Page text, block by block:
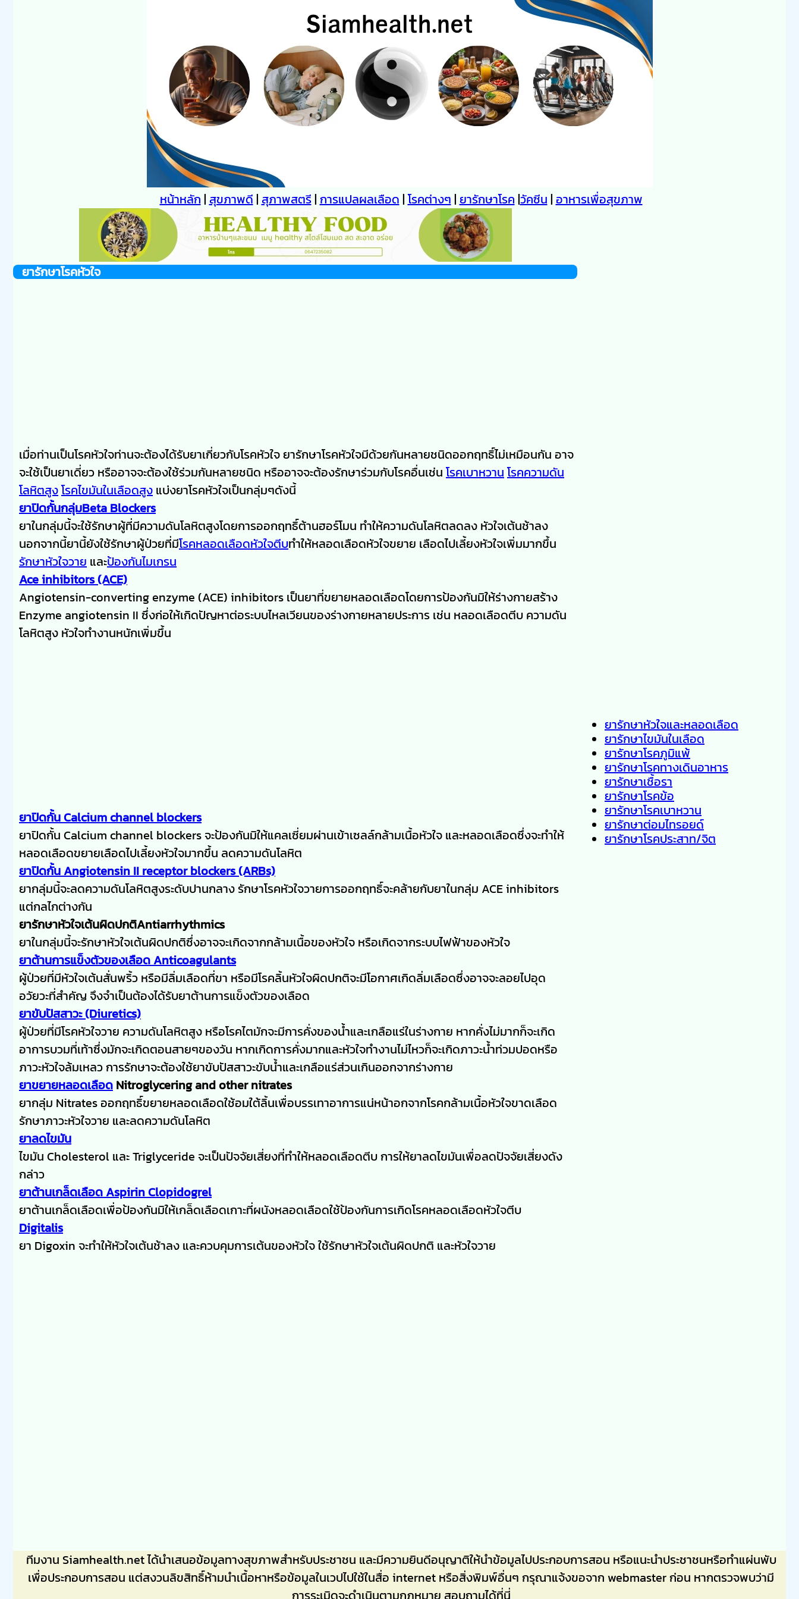
หน้าหลัก|สุขภาพดี|สุภาพสตรี|การแปลผลเลือด|โรคต่างๆ|ยารักษาโรค|วัคซีน|อาหารเพื่อสุขภาพ
ยารักษาโรคหัวใจ
เมื่อท่านเป็นโรคหัวใจท่านจะต้องได้รับยาเกี่ยวกับโรคหัวใจ ยารักษาโรคหัวใจมีด้วยกันหลายชนิดออกฤทธิ์ไม่เหมือนกัน อาจ
จะใช้เป็นยาเดี่ยว หรืออาจจะต้องใช้ร่วมกันหลายชนิด หรืออาจจะต้องรักษาร่วมกับโรคอื่นเช่น โรคเบาหวานโรคความดัน
โลหิตสูงโรคไขมันในเลือดสูง แบ่งยาโรคหัวใจเป็นกลุ่มๆดังนี้
ยาปิดกั้นกลุ่มBeta Blockers
ยาในกลุ่มนี้จะใช้รักษาผู้ที่มีความดันโลหิตสูงโดยการออกฤทธิ์ต้านฮอร์โมน ทำให้ความดันโลหิตลดลง หัวใจเต้นช้าลง
นอกจากนี้ยานี้ยังใช้รักษาผู้ป่วยที่มีโรคหลอดเลือดหัวใจตีบทำให้หลอดเลือดหัวใจขยาย เลือดไปเลี้ยงหัวใจเพิ่มมากขึ้น
รักษาหัวใจวาย และป้องกันไมเกรน
Ace inhibitors (ACE)
Angiotensin-converting enzyme (ACE) inhibitors เป็นยาที่ขยายหลอดเลือดโดยการป้องกันมิให้ร่างกายสร้าง
Enzyme angiotensin II ซึ่งก่อให้เกิดปัญหาต่อระบบไหลเวียนของร่างกายหลายประการ เช่น หลอดเลือดตีบ ความดัน
โลหิตสูง หัวใจทำงานหนักเพิ่มขึ้น
ยาปิดกั้น Calcium channel blockers
ยาปิดกั้น Calcium channel blockers จะป้องกันมิให้แคลเซี่ยมผ่านเข้าเซลล์กล้ามเนื้อหัวใจ และหลอดเลือดซึ่งจะทำให้
หลอดเลือดขยายเลือดไปเลี้ยงหัวใจมากขึ้น ลดความดันโลหิต
ยาปิดกั้น Angiotensin II receptor blockers (ARBs)
ยากลุ่มนี้จะลดความดันโลหิตสูงระดับปานกลาง รักษาโรคหัวใจวายการออกฤทธิ์จะคล้ายกับยาในกลุ่ม ACE inhibitors
แต่กลไกต่างกัน
ยารักษาหัวใจเต้นผิดปกติAntiarrhythmics
ยาในกลุ่มนี้จะรักษาหัวใจเต้นผิดปกติซึ่งอาจจะเกิดจากกล้ามเนื้อของหัวใจ หรือเกิดจากระบบไฟฟ้าของหัวใจ
ยาต้านการแข็งตัวของเลือด Anticoagulants
ผู้ป่วยที่มีหัวใจเต้นสั่นพริ้ว หรือมีลิ่มเลือดที่ขา หรือมีโรคลิ้นหัวใจผิดปกติจะมีโอกาศเกิดลิ่มเลือดซึ่งอาจจะลอยไปอุด
อวัยวะที่สำคัญ จึงจำเป็นต้องได้รับยาต้านการแข็งตัวของเลือด
ยาขับปัสสาวะ (Diuretics)
ผู้ป่วยที่มีโรคหัวใจวาย ความดันโลหิตสูง หรือโรคไตมักจะมีการคั่งของน้ำและเกลือแร่ในร่างกาย หากคั่งไม่มากก็จะเกิด
อาการบวมที่เท้าซึ่งมักจะเกิดตอนสายๆของวัน หากเกิดการคั่งมากและหัวใจทำงานไม่ไหวก็จะเกิดภาวะน้ำท่วมปอดหรือ
ภาวะหัวใจล้มเหลว การรักษาจะต้องใช้ยาขับปัสสาวะขับน้ำและเกลือแร่ส่วนเกินออกจากร่างกาย
ยาขยายหลอดเลือด Nitroglycering and other nitrates
ยากลุ่ม Nitrates ออกฤทธิ์ขยายหลอดเลือดใช้อมใต้ลิ้นเพื่อบรรเทาอาการแน่หน้าอกจากโรคกล้ามเนื้อหัวใจขาดเลือด
รักษาภาวะหัวใจวาย และลดความดันโลหิต
ยาลดไขมัน
ไขมัน Cholesterol และ Triglyceride จะเป็นปัจจัยเสี่ยงที่ทำให้หลอดเลือดตีบ การให้ยาลดไขมันเพื่อลดปัจจัยเสี่ยงดัง
กล่าว
ยาต้านเกล็ดเลือด Aspirin Clopidogrel
ยาต้านเกล็ดเลือดเพื่อป้องกันมิให้เกล็ดเลือดเกาะที่ผนังหลอดเลือดใช้ป้องกันการเกิดโรคหลอดเลือดหัวใจตีบ
Digitalis
ยา Digoxin จะทำให้หัวใจเต้นช้าลง และควบคุมการเต้นของหัวใจ ใช้รักษาหัวใจเต้นผิดปกติ และหัวใจวาย
ยารักษาหัวใจและหลอดเลือด
ยารักษาไขมันในเลือด
ยารักษาโรคภูมิแพ้
ยารักษาโรคทางเดินอาหาร
ยารักษาเชื้อรา
ยารักษาโรคข้อ
ยารักษาโรคเบาหวาน
ยารักษาต่อมไทรอยด์
ยารักษาโรคประสาท/จิต
ทีมงาน Siamhealth.net ได้นำเสนอข้อมูลทางสุขภาพสำหรับประชาชน และมีความยินดีอนุญาติให้นำข้อมูลไปประกอบการสอน หรือแนะนำประชาชนหรือทำแผ่นพับ
เพื่อประกอบการสอน แต่สงวนลิขสิทธิ์ห้ามนำเนื้อหาหรือข้อมูลในเวปไปใช้ในสื่อ internet หรือสิ่งพิมพ์อื่นๆ กรุณาแจ้งขอจาก webmaster ก่อน หากตรวจพบว่ามี
การระเมิดจะดำเนินตามกฎหมาย สอบถามได้ที่นี่